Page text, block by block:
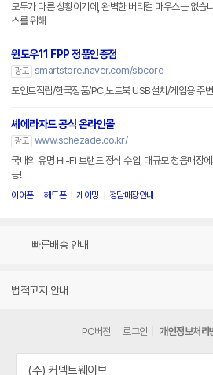
모두가 다른 상황이기에, 완벽한 버티컬 마우스는 없습
스를 위해
윈도우11 FPP 정품인증점
광고 smartstore.naver.com/sbcore
포인트적립/한국정품/PC,노트북 USB설치/게임용 주
셰에라자드 공식 온라인몰
광고 www.schezade.co.kr/
국내외 유명 Hi-Fi 브랜드 정식 수입, 대규모 청음매장
능!
이어폰 헤드폰 게이밍 청담매장안내
빠른배송 안내
법적고지 안내
PC버전 로그인 개인정보처리
(주) 커넥트웨이브